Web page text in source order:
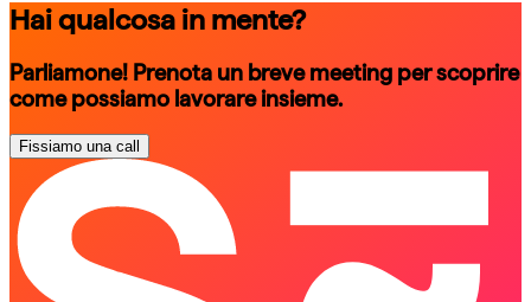
Hai qualcosa in mente?
Parliamone! Prenota un breve meeting per scoprire
come possiamo lavorare insieme.
Fissiamo una call
schedule a call
schedule a call